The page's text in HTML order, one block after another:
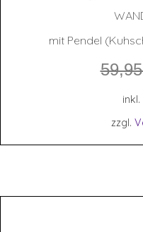
mit Pendel
inkl.
zzgl.